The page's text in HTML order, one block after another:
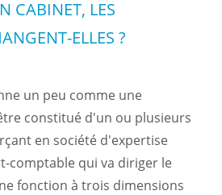
CABINET, LES
ELLES ?
un peu comme une
constitué d'un ou plusieurs
en société d'expertise
comptable qui va diriger le
fonction à trois dimensions